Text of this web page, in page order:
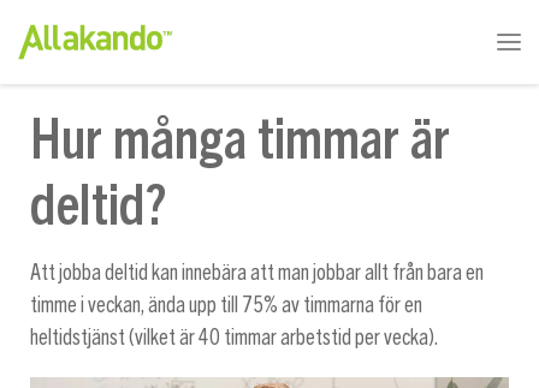
Hur många timmar är
deltid?
Att jobba deltid kan innebära att man jobbar allt från bara en
timme i veckan, ända upp till 75% av timmarna för en
heltidstjänst (vilket är 40 timmar arbetstid per vecka).